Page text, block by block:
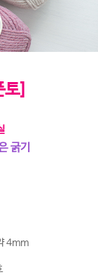
토]
굵기
4mm